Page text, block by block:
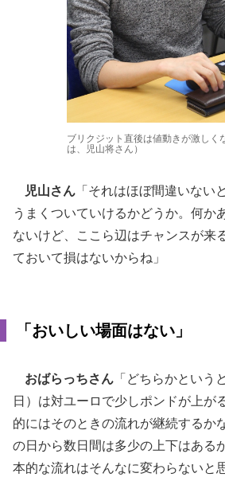
ブリクジット直後は値動きが激しく
は、児山将さん）
児山さん 「それはほぼ間違いない
うまくついていけるかどうか。何か
ないけど、ここら辺はチャンスが来
ておいて損はないからね」
「おいしい場面はない」
おばらっちさん 「どちらかという
日）は対ユーロで少しポンドが上が
的にはそのときの流れが継続するか
の日から数日間は多少の上下はある
本的な流れはそんなに変わらないと